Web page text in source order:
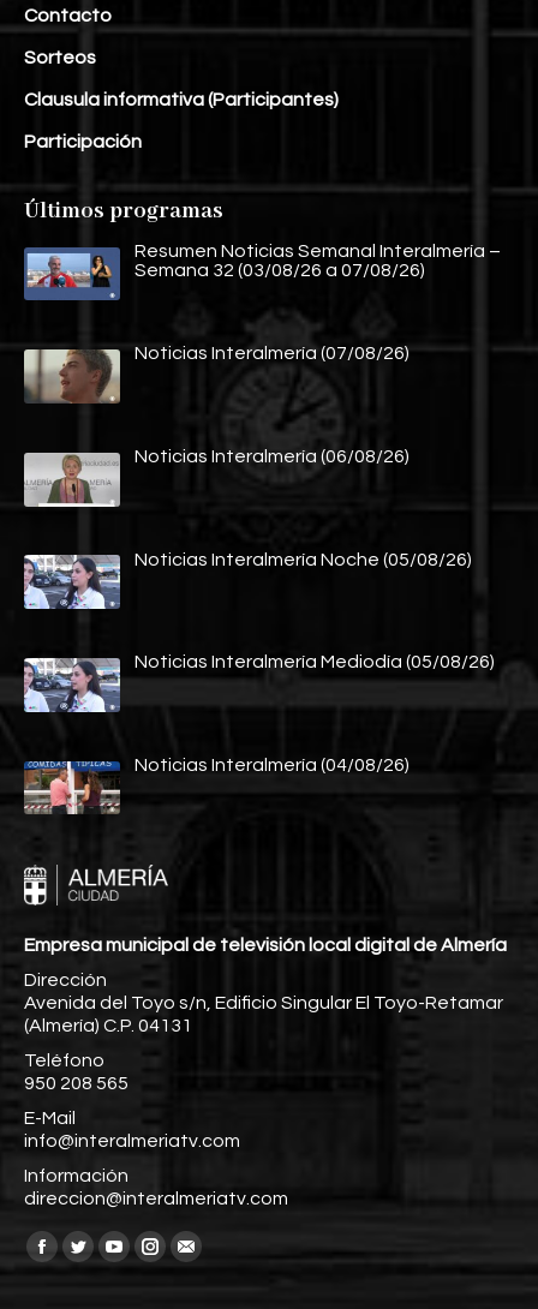
Contacto
Sorteos
Clausula informativa (Participantes)
Participación
Últimos programas
Resumen Noticias Semanal Interalmería –
Semana 32 (03/08/26 a 07/08/26)
Noticias Interalmería (07/08/26)
Noticias Interalmería (06/08/26)
Noticias Interalmería Noche (05/08/26)
Noticias Interalmería Mediodía (05/08/26)
Noticias Interalmería (04/08/26)
Empresa municipal de televisión local digital de Almería
Dirección
Avenida del Toyo s/n, Edificio Singular El Toyo-Retamar
(Almería) C.P. 04131
Teléfono
950 208 565
E-Mail
info@interalmeriatv.com
Información
direccion@interalmeriatv.com
Encuéntranos en:
Facebook
TwitterYouTube
Instagram
Mail